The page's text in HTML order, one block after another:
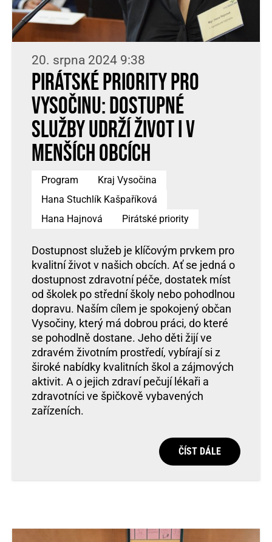
20. srpna 2024 9:38
Pirátské priority pro
Vysočinu: Dostupné
služby udrží život i v
menších obcích
Program
Kraj Vysočina
Hana Stuchlík Kašpaříková
Hana Hajnová
Pirátské priority
Dostupnost služeb je klíčovým prvkem pro
kvalitní život v našich obcích. Ať se jedná o
dostupnost zdravotní péče, dostatek míst
od školek po střední školy nebo pohodlnou
dopravu. Naším cílem je spokojený občan
Vysočiny, který má dobrou práci, do které
se pohodlně dostane. Jeho děti žijí ve
zdravém životním prostředí, vybírají si z
široké nabídky kvalitních škol a zájmových
aktivit. A o jejich zdraví pečují lékaři a
zdravotníci ve špičkově vybavených
zařízeních.
ČÍST DÁLE